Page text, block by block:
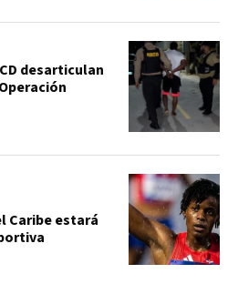
desarticulan
Caribe estará